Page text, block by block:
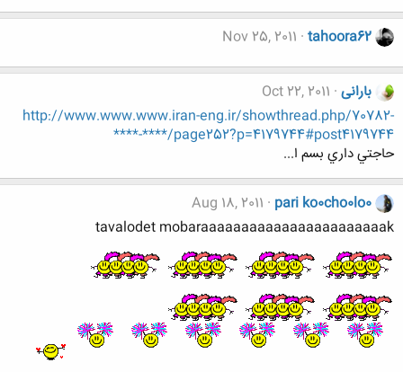
tahoora62
Nov 25, 2011
بارانی Oct 22, 2011
http://www.www.www.iran-eng.ir/showthread.php/70782-
****-****/page252?p=4179744#post4179744
حاجتي داري بسم ا...
pari ko0cho0lo0
Aug 18, 2011
tavalodet mobaraaaaaaaaaaaaaaaaaaaaaaak